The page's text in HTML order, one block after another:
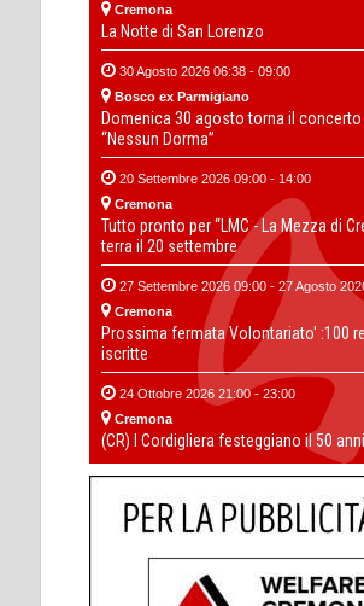
Cremona
La Notte di San Lorenzo
30 Agosto 2026 06:38 - 09:00
Bosco ex Parmigiano
Domenica 30 agosto torna il concerto
“Nessun Dorma”
20 Settembre 2026 09:00 - 14:00
Cremona
Tutto pronto per “LMC - La Mezza di
terra il 20 settembre
27 Settembre 2026 09:00 - 27 Agosto
Cremona
Prossima fermata Volontariato' :100
iscritte
24 Ottobre 2026 21:00 - 23:00
Cremona
(CR) I Cordigliera festeggiano il 50